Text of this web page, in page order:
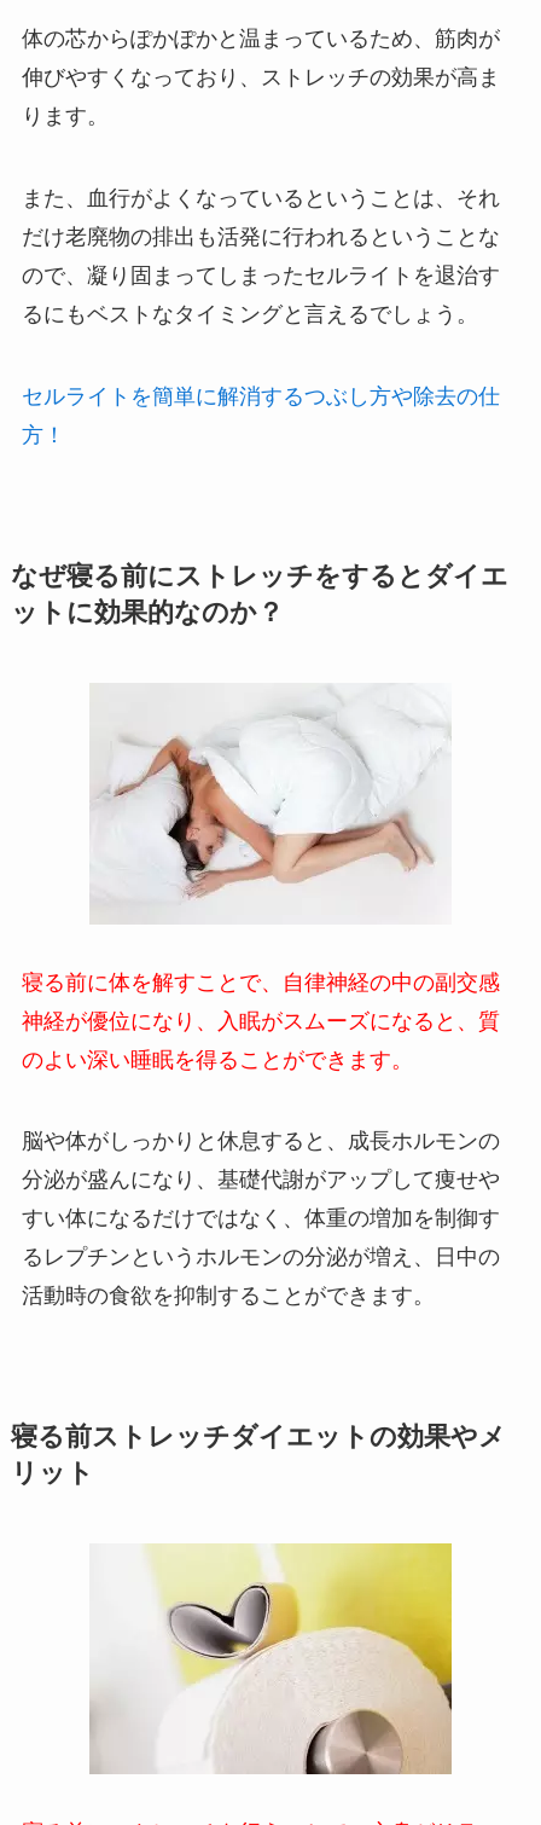
体の芯からぽかぽかと温まっているため、筋肉が
伸びやすくなっており、ストレッチの効果が高ま
ります。
また、血行がよくなっているということは、それ
だけ老廃物の排出も活発に行われるということな
ので、凝り固まってしまったセルライトを退治す
るにもベストなタイミングと言えるでしょう。
セルライトを簡単に解消するつぶし方や除去の仕
方！
なぜ寝る前にストレッチをするとダイエ
ットに効果的なのか？
寝る前に体を解すことで、自律神経の中の副交感
神経が優位になり、入眠がスムーズになると、質
のよい深い睡眠を得ることができます。
脳や体がしっかりと休息すると、成長ホルモンの
分泌が盛んになり、基礎代謝がアップして痩せや
すい体になるだけではなく、体重の増加を制御す
るレプチンというホルモンの分泌が増え、日中の
活動時の食欲を抑制することができます。
寝る前ストレッチダイエットの効果やメ
リット